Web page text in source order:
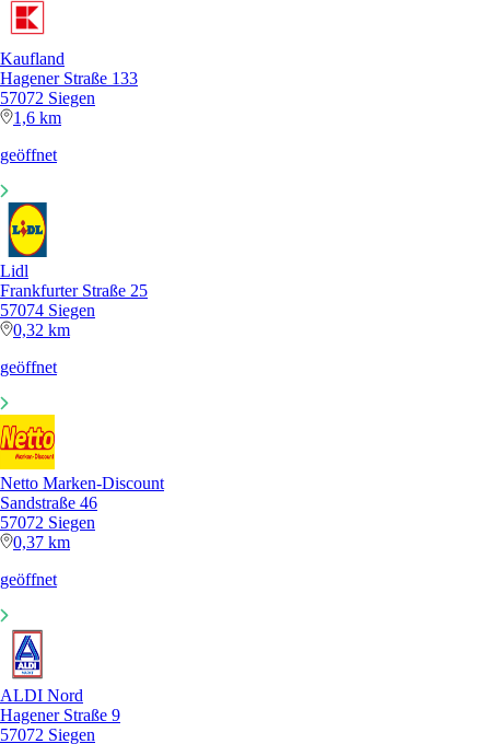
Kaufland
Hagener Straße 133
57072 Siegen
1,6 km
geöffnet
Lidl
Frankfurter Straße 25
57074 Siegen
0,32 km
geöffnet
Netto Marken-Discount
Sandstraße 46
57072 Siegen
0,37 km
geöffnet
ALDI Nord
Hagener Straße 9
57072 Siegen